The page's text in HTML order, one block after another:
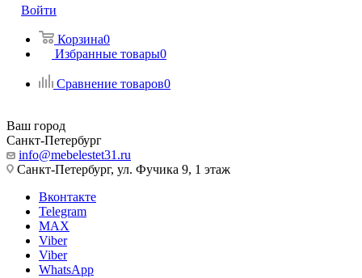
Войти
Корзина0
Избранные товары0
Сравнение товаров0
Ваш город
Санкт-Петербург
info@mebelestet31.ru
Санкт-Петербург, ул. Фучика 9, 1 этаж
Вконтакте
Telegram
MAX
Viber
Viber
WhatsApp